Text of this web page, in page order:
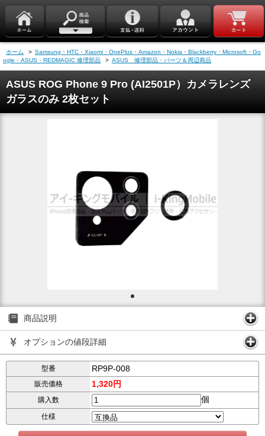
ホーム > Samsung・HTC・Xiaomi・OnePlus・Amazon・Nokia・Blackberry・Microsoft・Go
ogle・ASUS・REDMAGIC 修理部品
> ASUS 修理部品・パーツ＆周辺商品
ASUS ROG Phone 9 Pro (AI2501P）カメラレンズ
ガラスのみ 2枚セット
商品説明
オプションの値段詳細
型番 RP9P-008
販売価格 1,320円
購入数 個
仕様